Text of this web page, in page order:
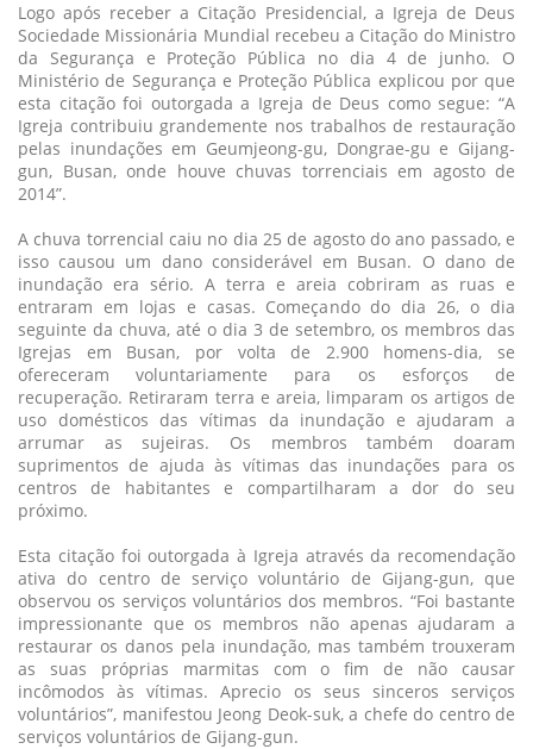
Logo após receber a Citação Presidencial, a Igreja de Deus
Sociedade Missionária Mundial recebeu a Citação do Ministro
da Segurança e Proteção Pública no dia 4 de junho. O
Ministério de Segurança e Proteção Pública explicou por que
esta citação foi outorgada a Igreja de Deus como segue: “A
Igreja contribuiu grandemente nos trabalhos de restauração
pelas inundações em Geumjeong-gu, Dongrae-gu e Gijang-
gun, Busan, onde houve chuvas torrenciais em agosto de
2014”.
A chuva torrencial caiu no dia 25 de agosto do ano passado, e
isso causou um dano considerável em Busan. O dano de
inundação era sério. A terra e areia cobriram as ruas e
entraram em lojas e casas. Começando do dia 26, o dia
seguinte da chuva, até o dia 3 de setembro, os membros das
Igrejas em Busan, por volta de 2.900 homens-dia, se
ofereceram voluntariamente para os esforços de
recuperação. Retiraram terra e areia, limparam os artigos de
uso domésticos das vítimas da inundação e ajudaram a
arrumar as sujeiras. Os membros também doaram
suprimentos de ajuda às vítimas das inundações para os
centros de habitantes e compartilharam a dor do seu
próximo.
Esta citação foi outorgada à Igreja através da recomendação
ativa do centro de serviço voluntário de Gijang-gun, que
observou os serviços voluntários dos membros. “Foi bastante
impressionante que os membros não apenas ajudaram a
restaurar os danos pela inundação, mas também trouxeram
as suas próprias marmitas com o fim de não causar
incômodos às vítimas. Aprecio os seus sinceros serviços
voluntários”, manifestou Jeong Deok-suk, a chefe do centro de
serviços voluntários de Gijang-gun.